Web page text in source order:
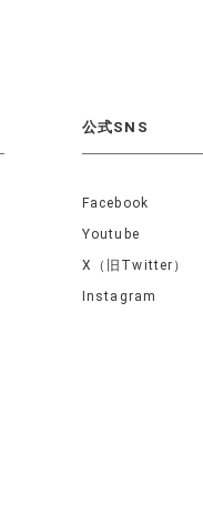
公式SNS
Facebook
Youtube
X（旧Twitter）
Instagram